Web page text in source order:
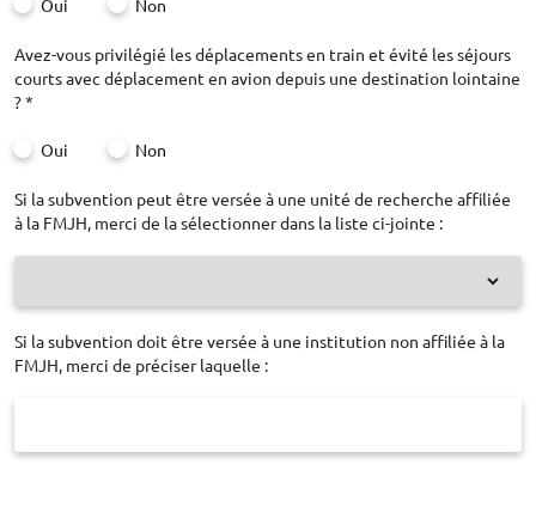
Oui Non
Avez-vous privilégié les déplacements en train et évité les séjours
courts avec déplacement en avion depuis une destination lointaine
? *
Oui Non
Si la subvention peut être versée à une unité de recherche affiliée
à la FMJH, merci de la sélectionner dans la liste ci-jointe :
Si la subvention doit être versée à une institution non affiliée à la
FMJH, merci de préciser laquelle :